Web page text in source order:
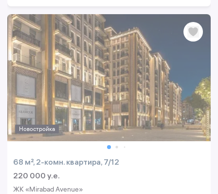
Новостройка
68 м², 2-комн. квартира, 7/12
220 000 y.e.
ЖК «Mirabad Avenue»